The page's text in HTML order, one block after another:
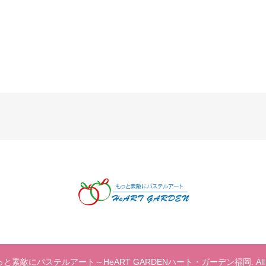
素敵にパステルアート～HeART GARDENハート・ガーデン福岡.